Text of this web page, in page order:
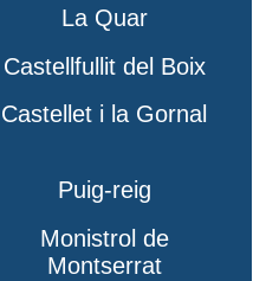
La Quar
Castellfullit del Boix
Castellet i la Gornal
Puig-reig
Monistrol de
Montserrat